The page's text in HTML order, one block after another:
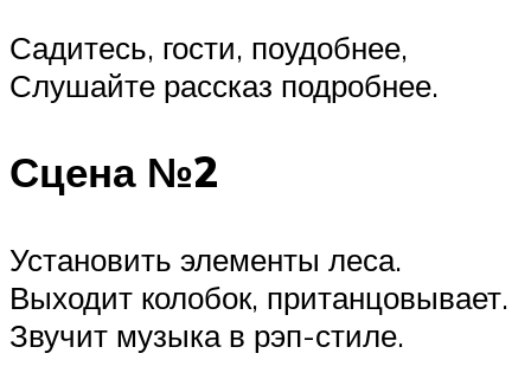
Садитесь, гости, поудобнее,
Слушайте рассказ подробнее.
Сцена №2
Установить элементы леса.
Выходит колобок, пританцовывает.
Звучит музыка в рэп-стиле.